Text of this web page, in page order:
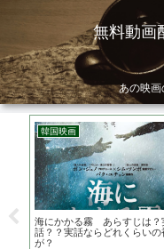
無料動
あの映画
ど
韓国映画
海にかかる霧 あらすじは？
話？？実話ならどれくらいの
が？